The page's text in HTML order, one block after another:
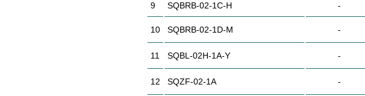
9 SQBRB-02-1C-H -
10 SQBRB-02-1D-M -
11 SQBL-02H-1A-Y -
12 SQZF-02-1A -